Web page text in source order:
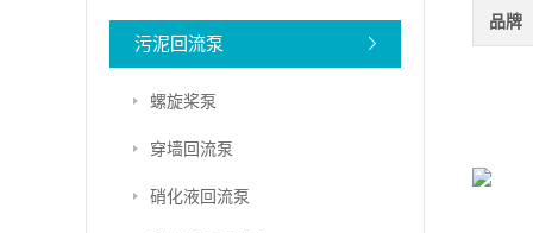
污泥回流泵
螺旋桨泵
穿墙回流泵
硝化液回流泵
品牌